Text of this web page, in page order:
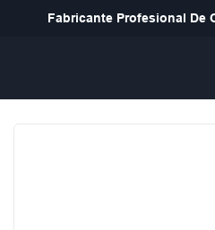
Fabricante Profesional De